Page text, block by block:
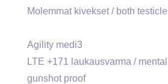
Molemmat kivekset / both
Agility medi3
LTE +171 laukausvarma /
gunshot proof